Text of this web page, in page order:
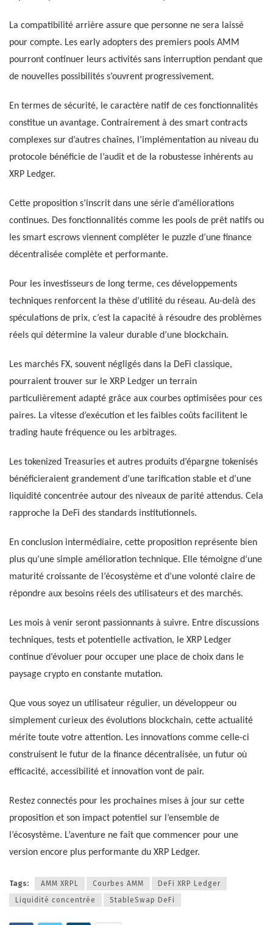
La compatibilité arrière assure que personne ne sera laissé
pour compte. Les early adopters des premiers pools AMM
pourront continuer leurs activités sans interruption pendant que
de nouvelles possibilités s’ouvrent progressivement.
En termes de sécurité, le caractère natif de ces fonctionnalités
constitue un avantage. Contrairement à des smart contracts
complexes sur d’autres chaînes, l’implémentation au niveau du
protocole bénéficie de l’audit et de la robustesse inhérents au
XRP Ledger.
Cette proposition s’inscrit dans une série d’améliorations
continues. Des fonctionnalités comme les pools de prêt natifs ou
les smart escrows viennent compléter le puzzle d’une finance
décentralisée complète et performante.
Pour les investisseurs de long terme, ces développements
techniques renforcent la thèse d’utilité du réseau. Au-delà des
spéculations de prix, c’est la capacité à résoudre des problèmes
réels qui détermine la valeur durable d’une blockchain.
Les marchés FX, souvent négligés dans la DeFi classique,
pourraient trouver sur le XRP Ledger un terrain
particulièrement adapté grâce aux courbes optimisées pour ces
paires. La vitesse d’exécution et les faibles coûts facilitent le
trading haute fréquence ou les arbitrages.
Les tokenized Treasuries et autres produits d’épargne tokenisés
bénéficieraient grandement d’une tarification stable et d’une
liquidité concentrée autour des niveaux de parité attendus. Cela
rapproche la DeFi des standards institutionnels.
En conclusion intermédiaire, cette proposition représente bien
plus qu’une simple amélioration technique. Elle témoigne d’une
maturité croissante de l’écosystème et d’une volonté claire de
répondre aux besoins réels des utilisateurs et des marchés.
Les mois à venir seront passionnants à suivre. Entre discussions
techniques, tests et potentielle activation, le XRP Ledger
continue d’évoluer pour occuper une place de choix dans le
paysage crypto en constante mutation.
Que vous soyez un utilisateur régulier, un développeur ou
simplement curieux des évolutions blockchain, cette actualité
mérite toute votre attention. Les innovations comme celle-ci
construisent le futur de la finance décentralisée, un futur où
efficacité, accessibilité et innovation vont de pair.
Restez connectés pour les prochaines mises à jour sur cette
proposition et son impact potentiel sur l’ensemble de
l’écosystème. L’aventure ne fait que commencer pour une
version encore plus performante du XRP Ledger.
Tags: AMM XRPL Courbes AMM
DeFi XRP Ledger
Liquidité concentrée
StableSwap DeFi